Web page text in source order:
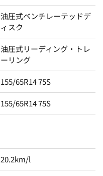
油圧式ベンチレーテッドデ
ィスク
油圧式リーディング・トレ
ーリング
155/65R14 75S
155/65R14 75S
20.2km/l